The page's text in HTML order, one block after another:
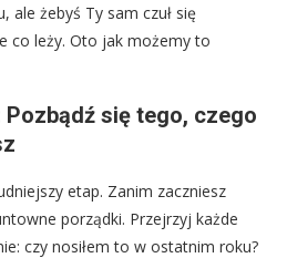
ale żebyś Ty sam czuł się
co leży. Oto jak możemy to
się tego, czego
etap. Zanim zaczniesz
porządki. Przejrzyj każde
czy nosiłem to w ostatnim roku?